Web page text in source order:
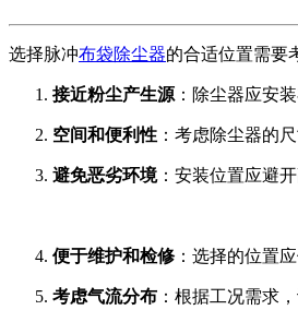
选择脉冲布袋除尘器的合适位置需要
接近粉尘产生源 ：除尘器应安
空间和便利性 ：考虑除尘器的
避免恶劣环境：安装位置应避
便于维护和检修 ：选择的位置
考虑气流分布 ：根据工况需求